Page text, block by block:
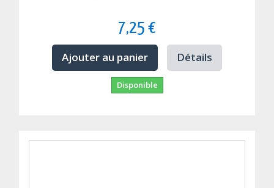
7,25 €
Ajouter au panier Détails
Disponible